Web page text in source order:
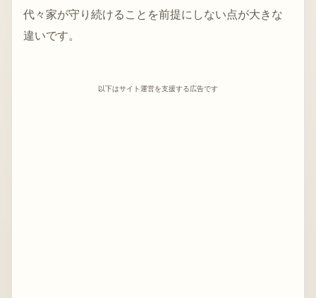
代々家が守り続けることを前提にしない点が大きな
違いです。
以下はサイト運営を支援する広告です